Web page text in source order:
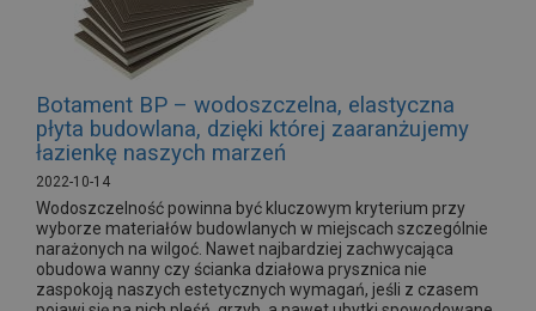
Botament BP – wodoszczelna, elastyczna
płyta budowlana, dzięki której zaaranżujemy
łazienkę naszych marzeń
2022-10-14
Wodoszczelność powinna być kluczowym kryterium przy
wyborze materiałów budowlanych w miejscach szczególnie
narażonych na wilgoć. Nawet najbardziej zachwycająca
obudowa wanny czy ścianka działowa prysznica nie
zaspokoją naszych estetycznych wymagań, jeśli z czasem